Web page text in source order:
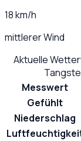
18 km/h
mittlerer Wind
Aktuelle
Messwert
Gefühlt
Niederschlag